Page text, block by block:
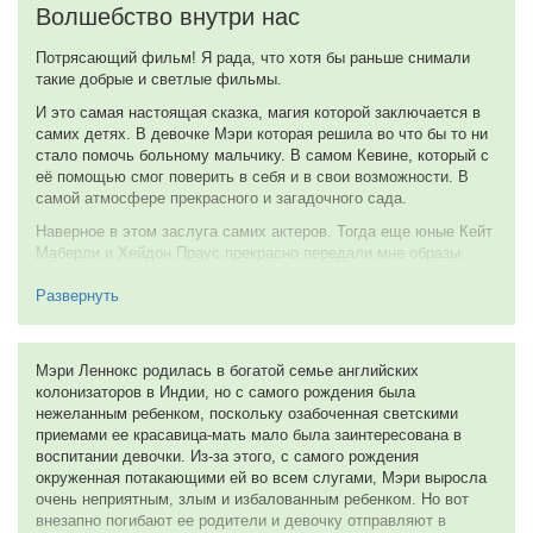
10 из 10
3 января 2013
Волшебство внутри нас
Потрясающий фильм! Я рада, что хотя бы раньше снимали
такие добрые и светлые фильмы.
И это самая настоящая сказка, магия которой заключается в
самих детях. В девочке Мэри которая решила во что бы то ни
стало помочь больному мальчику. В самом Кевине, который с
её помощью смог поверить в себя и в свои возможности. В
самой атмосфере прекрасного и загадочного сада.
Наверное в этом заслуга самих актеров. Тогда еще юные Кейт
Маберли и Хейдон Праус прекрасно передали мне образы
известная многим по фильмам Гарри Поттера в роли строгой
кадром это всего лишь постановка, нет! Это как будто
происходит здесь и сейчас.
Этот фильм заставил меня почувствовать волшебство
обычного сада вселившегося в сердца детей и узнать все
прелести скрывающиеся за его воротами.
10 из 10
Развернуть
Мэри Леннокс родилась в богатой семье английских
колонизаторов в Индии, но с самого рождения была
нежеланным ребенком, поскольку озабоченная светскими
приемами ее красавица-мать мало была заинтересована в
воспитании девочки. Из-за этого, с самого рождения
окруженная потакающими ей во всем слугами, Мэри выросла
очень неприятным, злым и избалованным ребенком. Но вот
внезапно погибают ее родители и девочку отправляют в